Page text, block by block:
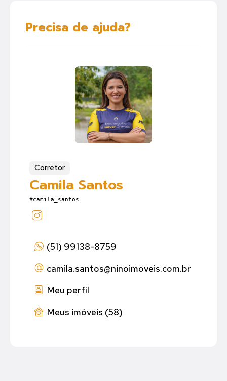
Precisa de ajuda?
Corretor
Camila Santos
#camila_santos
(51) 99138-8759
camila.santos@ninoimoveis.com.br
Meu perfil
Meus imóveis (58)